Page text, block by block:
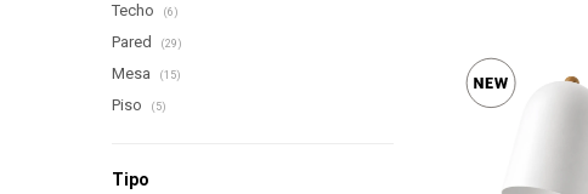
Techo (6)
Pared (29)
Mesa (15)
Piso (5)
Tipo